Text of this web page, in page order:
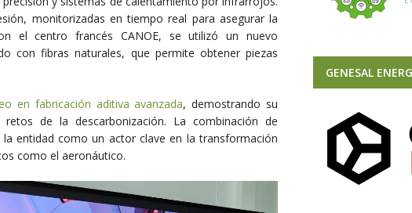
monitorizadas en tiempo real para asegurar la
el centro francés CANOE, se utilizó un nuevo
con fibras naturales, que permite obtener piezas
en fabricación aditiva avanzada, demostrando su
de la descarbonización. La combinación de
entidad como un actor clave en la transformación
como el aeronáutico.
GENESAL